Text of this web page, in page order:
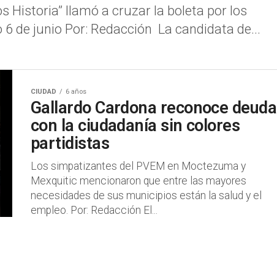
Historia” llamó a cruzar la boleta por los
de junio Por: Redacción La candidata de...
CIUDAD 6 años
Gallardo Cardona reconoce deuda
con la ciudadanía sin colores
partidistas
Los simpatizantes del PVEM en Moctezuma y
Mexquitic mencionaron que entre las mayores
necesidades de sus municipios están la salud y el
empleo. Por: Redacción El...